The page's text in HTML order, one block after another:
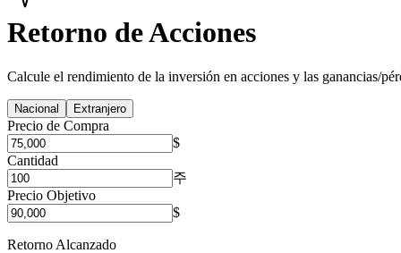
Retorno de Acciones
Calcule el rendimiento de la inversión en acciones y las ganancias/
Nacional Extranjero
Precio de Compra
$
Cantidad
주
Precio Objetivo
$
Retorno Alcanzado